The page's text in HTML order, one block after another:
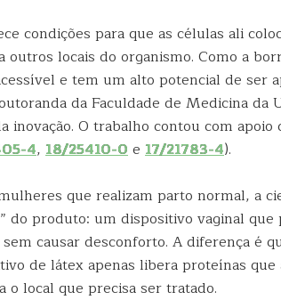
condições para que as células ali
outros locais do organismo. Como a
e tem um alto potencial de ser
da Faculdade de Medicina da
inovação. O trabalho contou com
4, 18/25410-0e 17/21783-4).
que realizam parto normal, a
do produto: um dispositivo vaginal
causar desconforto. A diferença é
de látex apenas libera proteínas
o local que precisa ser tratado.